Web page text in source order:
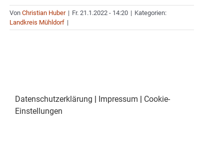
Von Christian Huber | Fr. 21.1.2022 - 14:20 | Kategorien:
Landkreis Mühldorf |
Datenschutzerklärung | Impressum | Cookie-
Einstellungen